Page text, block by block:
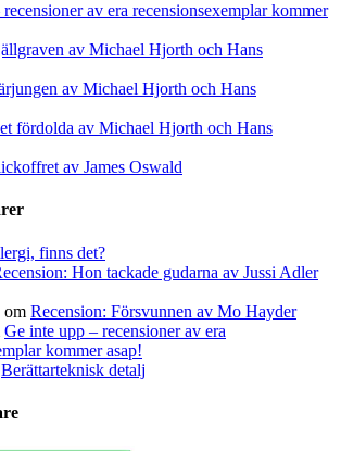
av era recensionsexemplar kommer
av Michael Hjorth och Hans
av Michael Hjorth och Hans
fördolda av Michael Hjorth och Hans
av James Oswald
finns det?
Hon tackade gudarna av Jussi Adler
om Recension: Försvunnen av Mo Hayder
Ge inte upp – recensioner av era
kommer asap!
Berättarteknisk detalj